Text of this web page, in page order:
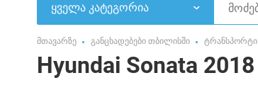
ყველა კატეგორია
მთავარზე განცხადებები თბილისში ტრანსპორტი
Hyundai Sonata 2018